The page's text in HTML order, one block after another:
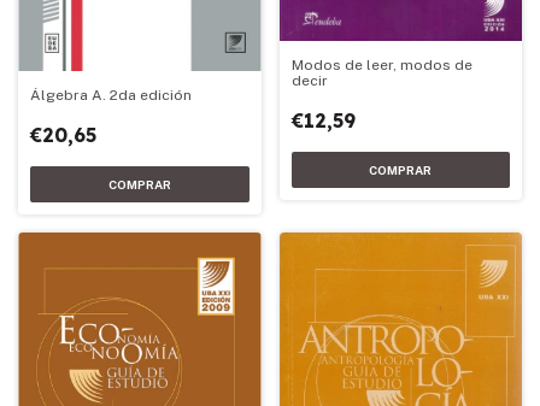
Álgebra A. 2da edición
€20,65
Modos de leer, modos de
decir
€12,59